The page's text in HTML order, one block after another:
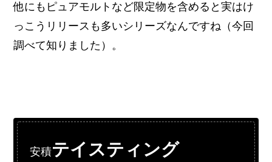
他にもピュアモルトなど限定物を含めると実はけ
っこうリリースも多いシリーズなんですね（今回
調べて知りました）。
安積テイスティング